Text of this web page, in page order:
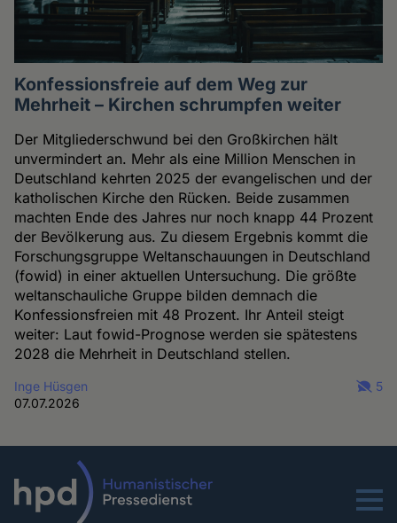
Konfessionsfreie auf dem Weg zur
Mehrheit – Kirchen schrumpfen weiter
Der Mitgliederschwund bei den Großkirchen hält
unvermindert an. Mehr als eine Million Menschen in
Deutschland kehrten 2025 der evangelischen und der
katholischen Kirche den Rücken. Beide zusammen
machten Ende des Jahres nur noch knapp 44 Prozent
der Bevölkerung aus. Zu diesem Ergebnis kommt die
Forschungsgruppe Weltanschauungen in Deutschland
(fowid) in einer aktuellen Untersuchung. Die größte
weltanschauliche Gruppe bilden demnach die
Konfessionsfreien mit 48 Prozent. Ihr Anteil steigt
weiter: Laut fowid-Prognose werden sie spätestens
2028 die Mehrheit in Deutschland stellen.
Inge Hüsgen
07.07.2026
5
Menu